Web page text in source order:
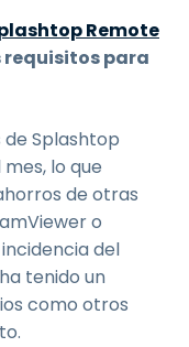
Remote
requisitos para
Splashtop
mes, lo que
de otras
o
del
tenido un
como otros